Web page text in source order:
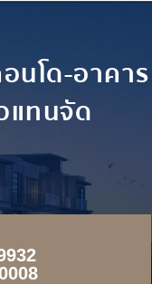
นโด-อาคาร
แทนจัด